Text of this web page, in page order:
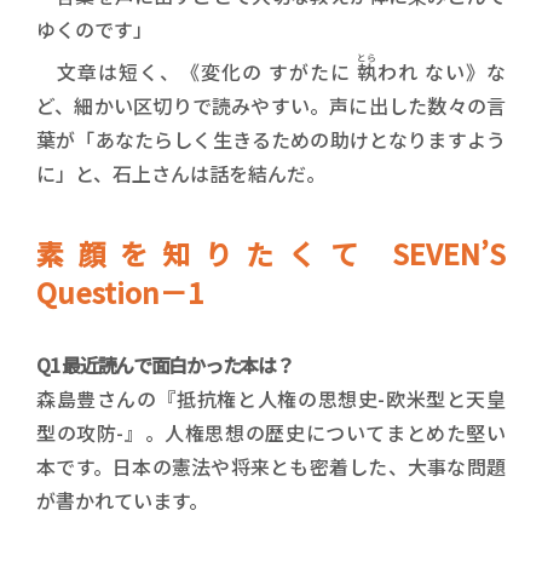
ゆくのです」
文章は短く、《変化の すがたに 執
とら われ ない》な
ど、細かい区切りで読みやすい。声に出した数々の言
葉が「あなたらしく生きるための助けとなりますよう
に」と、石上さんは話を結んだ。
素顔を知りたくて SEVEN’S
Question－1
Q1 最近読んで面白かった本は？
森島豊さんの『抵抗権と人権の思想史-欧米型と天皇
型の攻防-』。人権思想の歴史についてまとめた堅い
本です。日本の憲法や将来とも密着した、大事な問題
が書かれています。